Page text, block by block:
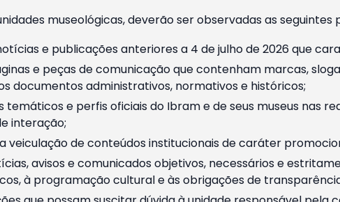
museológicas, deverão ser observadas as seguintes
e publicações anteriores a 4 de julho de 2026 que
e peças de comunicação que contenham marcas,
documentos administrativos, normativos e históricos;
temáticos e perfis oficiais do Ibram e de seus museus nas
interação;
veiculação de conteúdos institucionais de caráter
avisos e comunicados objetivos, necessários e
à programação cultural e às obrigações de